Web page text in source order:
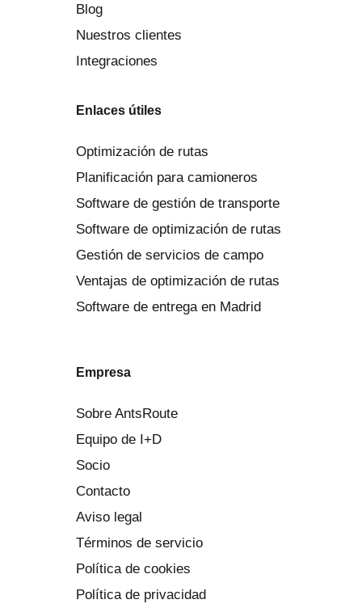
Blog
Nuestros clientes
Integraciones
Enlaces útiles
Optimización de rutas
Planificación para camioneros
Software de gestión de transporte
Software de optimización de rutas
Gestión de servicios de campo
Ventajas de optimización de rutas
Software de entrega en Madrid
Empresa
Sobre AntsRoute
Equipo de I+D
Socio
Contacto
Aviso legal
Términos de servicio
Política de cookies
Política de privacidad